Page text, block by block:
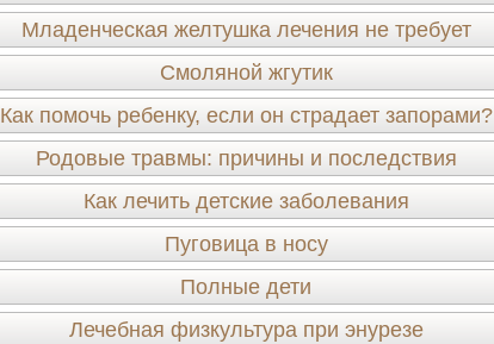
Младенческая желтушка лечения не требует
Смоляной жгутик
Как помочь ребенку, если он страдает запорами?
Родовые травмы: причины и последствия
Как лечить детские заболевания
Пуговица в носу
Полные дети
Лечебная физкультура при энурезе